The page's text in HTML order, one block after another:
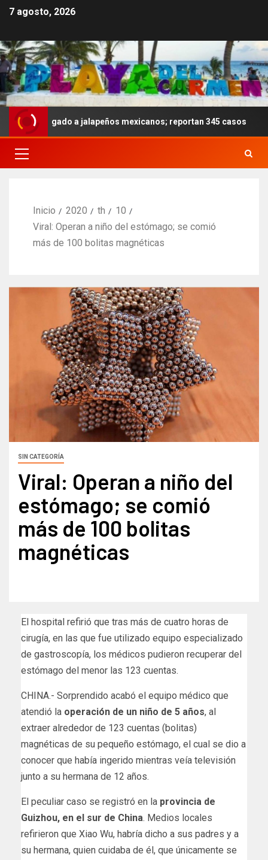
7 agosto, 2026
ligado a jalapeños mexicanos; reportan 345 casos
Inicio 2020 th
10
Viral: Operan a niño del estómago; se comió
más de 100 bolitas magnéticas
SIN CATEGORÍA
Viral: Operan a niño del
estómago; se comió
más de 100 bolitas
magnéticas
El hospital refirió que tras más de cuatro horas de
cirugía, en las que fue utilizado equipo especializado
de gastroscopía, los médicos pudieron recuperar del
estómago del menor las 123 cuentas.
CHINA.- Sorprendido acabó el equipo médico que
atendió la operación de un niño de 5 años, al
extraer alrededor de 123 cuentas (bolitas)
magnéticas de su pequeño estómago, el cual se dio a
conocer que había ingerido mientras veía televisión
junto a su hermana de 12 años.
El peculiar caso se registró en la provincia de
Guizhou, en el sur de China. Medios locales
refirieron que Xiao Wu, habría dicho a sus padres y a
su hermana, quien cuidaba de él, que únicamente se